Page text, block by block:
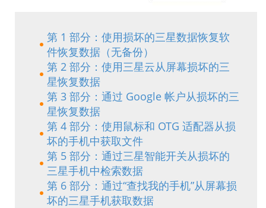
第 1 部分：使用损坏的三星数据恢复软
件恢复数据（无备份）
第 2 部分：使用三星云从屏幕损坏的三
星恢复数据
第 3 部分：通过 Google 帐户从损坏的三
星恢复数据
第 4 部分：使用鼠标和 OTG 适配器从损
坏的手机中获取文件
第 5 部分：通过三星智能开关从损坏的
三星手机中检索数据
第 6 部分：通过“查找我的手机”从屏幕损
坏的三星手机获取数据